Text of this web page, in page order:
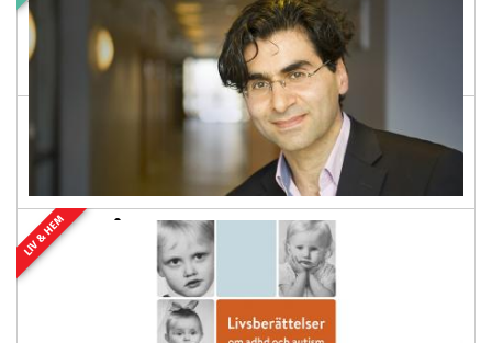
diagnostiserades med autism, då Aspergers syndrom,
efter många år präglade av psykisk ohälsa. I en
intervju...
Med målet att förebygga negativ
kroppsuppfattning
PREMIUM
Att vara missnöjd med sin kropp är vanligt bland unga
LIV & HEM